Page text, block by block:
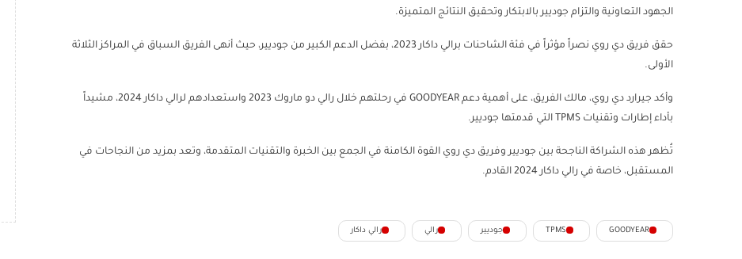
الجهود التعاونية والتزام جوديير بالابتكار وتحقيق النتائج المتميزة.
حقق فريق دي روي نصراً مؤثراً في فئة الشاحنات برالي داكار 2023، بفضل الدعم الكبير من جوديير، حيث أنهى الفريق السباق في المراكز الثلاثة
الأولى.
وأكد جيرارد دي روي، مالك الفريق، على أهمية دعم GOODYEAR في رحلتهم خلال رالي دو ماروك 2023 واستعدادهم لرالي داكار 2024، مشيداً
بأداء إطارات وتقنيات TPMS التي قدمتها جوديير.
تُظهر هذه الشراكة الناجحة بين جوديير وفريق دي روي القوة الكامنة في الجمع بين الخبرة والتقنيات المتقدمة، وتعد بمزيد من النجاحات في
المستقبل، خاصة في رالي داكار 2024 القادم.
GOODYEAR
TPMS جوديير رالي رالي داكار